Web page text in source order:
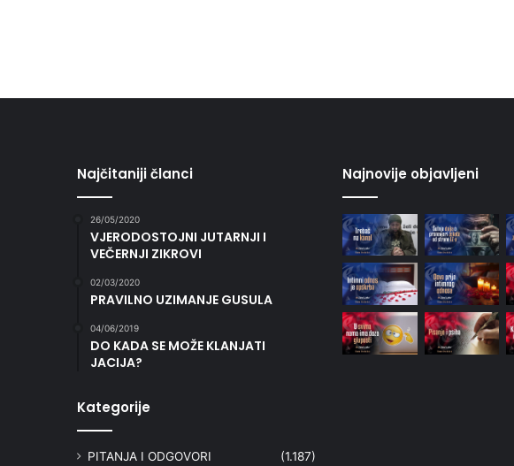
Najčitaniji članci
26/05/2020
VJERODOSTOJNI JUTARNJI I
VEČERNJI ZIKROVI
02/03/2020
PRAVILNO UZIMANJE GUSULA
04/06/2019
DO KADA SE MOŽE KLANJATI
JACIJA?
Kategorije
PITANJA I ODGOVORI (1.187)
Najnovije objavljeni